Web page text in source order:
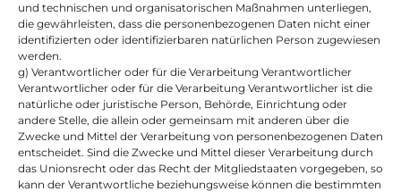
und technischen und organisatorischen Maßnahmen unterliegen,
die gewährleisten, dass die personenbezogenen Daten nicht einer
identifizierten oder identifizierbaren natürlichen Person zugewiesen
werden.
g) Verantwortlicher oder für die Verarbeitung Verantwortlicher
Verantwortlicher oder für die Verarbeitung Verantwortlicher ist die
natürliche oder juristische Person, Behörde, Einrichtung oder
andere Stelle, die allein oder gemeinsam mit anderen über die
Zwecke und Mittel der Verarbeitung von personenbezogenen Daten
entscheidet. Sind die Zwecke und Mittel dieser Verarbeitung durch
das Unionsrecht oder das Recht der Mitgliedstaaten vorgegeben, so
kann der Verantwortliche beziehungsweise können die bestimmten